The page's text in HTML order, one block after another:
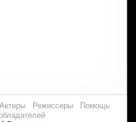
Актеры Режиссеры
Помощь